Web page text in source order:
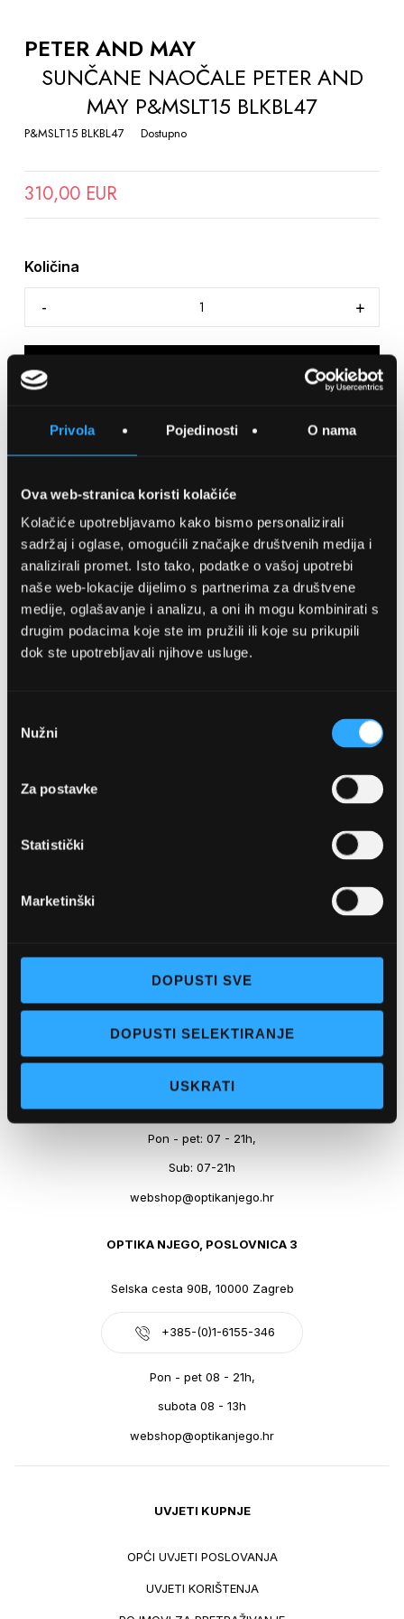
Privola Pojedinosti O nama
Ova web-stranica koristi kolačiće
Kolačiće upotrebljavamo kako bismo personalizirali
sadržaj i oglase, omogućili značajke društvenih medija i
analizirali promet. Isto tako, podatke o vašoj upotrebi
naše web-lokacije dijelimo s partnerima za društvene
medije, oglašavanje i analizu, a oni ih mogu kombinirati s
drugim podacima koje ste im pružili ili koje su prikupili
dok ste upotrebljavali njihove usluge.
pristanka
Nužni
Za postavke
Statistički
Marketinški
DOPUSTI SVE
DOPUSTI SELEKTIRANJE
USKRATI
THE
BEGINNING
GALLERY
PETER AND MAY
SUNČANE NAOČALE PETER AND
MAY P&MSLT15 BLKBL47
P&MSLT15 BLKBL47 Dostupno
310,00 EUR
Količina
SPREMITE NA LISTU ŽELJA
Detalji
Podijeli s prijateljima
webshop@optikanjego.hr
OPTIKA NJEGO, POSLOVNICA 2
+385-(0)21-612-709
Pon - pet: 07 - 21h,
Sub: 07-21h
webshop@optikanjego.hr
OPTIKA NJEGO, POSLOVNICA 3
Selska cesta 90B, 10000 Zagreb
+385-(0)1-6155-346
Pon - pet 08 - 21h,
subota 08 - 13h
webshop@optikanjego.hr
UVJETI KUPNJE
OPĆI UVJETI POSLOVANJA
UVJETI KORIŠTENJA